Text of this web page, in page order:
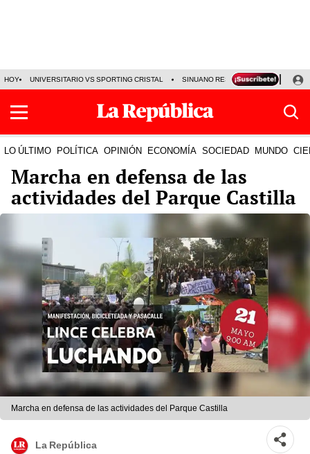
HOY UNIVERSITARIO VS SPORTING CRISTAL SINUANO RESULTADOS HOY
LO ÚLTIMO POLÍTICA OPINIÓN ECONOMÍA SOCIEDAD MUNDO
Marcha en defensa de las
actividades del Parque Castilla
Marcha en defensa de las actividades del Parque Castilla
La República